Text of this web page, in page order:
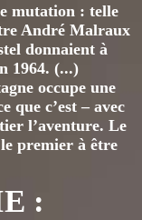
mutation : telle
André Malraux
donnaient à
1964. (...)
occupe une
que c’est – avec
l’aventure. Le
premier à être
: